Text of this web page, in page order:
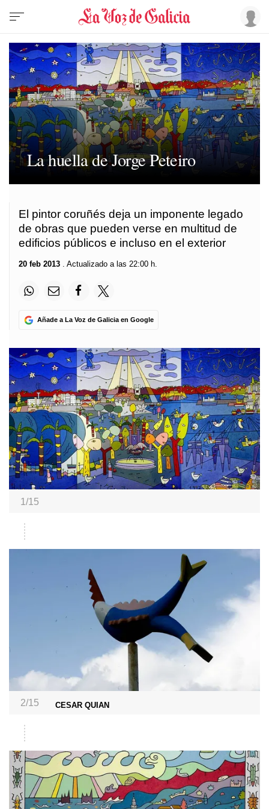
La huella de Jorge Peteiro
El pintor coruñés deja un imponente legado
de obras que pueden verse en multitud de
edificios públicos e incluso en el exterior
20 feb 2013 . Actualizado a las 22:00 h.
Añade a La Voz de Galicia en Google
1/15
2/15 CESAR QUIAN